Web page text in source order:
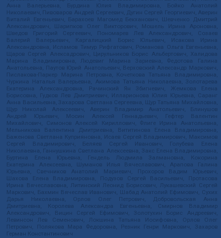
Анна Валерьевна, Бурдина Юлия Владимировна, Бойко Анатолий
Николаевич, Пивоваров Андрей Сергеевич, Дугин Сергей Георгиевич, Аверин
Виталий Евгеньевич, Барахоев Магомед Бекханович, Шевченко Дмитрий
Александрович, Шарипков Олег Викторович, Мошель Ирина Ароновна,
Шведов Григорий Сергеевич, Пономарев Лев Александрович, Созаев
Валерий Валерьевич, Каргалицкий Борис Юльевич, Исакова Ирина
Александровна, Исламов Тимур Рифгатович, Романова Ольга Евгеньевна,
Щаров Сергей Алексадрович, Цирульников Борис Альбертович, Халидова
Марина Владимировна, Людевиг Марина Зариевна, Федотова Галина
Анатольевна, Паутов Юрий Анатольевич, Верховский Александр Маркович,
Пислакова-Паркер Марина Петровна, Кочеткова Татьяна Владимировна,
Чуркина Наталья Валерьевна, Акимова Татьяна Николаевна, Золотарева
Екатерина Александровна, Рачинский Ян Збигневич, Жемкова Елена
Борисовна, Гудков Лев Дмитриевич, Илларионова Юлия Юрьевна, Саранг
Анна Васильевна, Захарова Светлана Сергеевна, Щур Татьяна Михайловна,
Щур Николай Алексеевич, Аверин Владимир Анатольевич, Блинушов
Андрей Юрьевич, Мосин Алексей Геннадьевич, Гефтер Валентин
Михайлович, Симонов Алексей Кириллович, Флиге Ирина Анатольевна,
Мельникова Валентина Дмитриевна, Вититинова Елена Владимировна,
Баженова Светлана Куприяновна, Исаев Сергей Владимирович, Максимов
Сергей Владимирович, Беляев Сергей Иванович, Голубева Елена
Николаевна, Ганнушкина Светлана Алексеевна, Закс Елена Владимировна,
Буртина Елена Юрьевна, Гендель Людмила Залмановна, Кокорина
Екатерина Алексеевна, Шуманов Илья Вячеславович, Арапова Галина
Юрьевна, Свечников Анатолий Мариевич, Прохоров Вадим Юрьевич,
Шахова Елена Владимировна, Подузов Сергей Васильевич, Протасова
Ирина Вячеславовна, Литинский Леонид Борисович, Лукашевский Сергей
Маркович, Бахмин Вячеслав Иванович, Шабад Анатолий Ефимович, Сухих
Дарья Николаевна, Орлов Олег Петрович, Добровольская Анна
Дмитриевна, Королева Александра Евгеньевна, Смирнов Владимир
Александрович, Вицин Сергей Ефимович, Золотухин Борис Андреевич,
Левинсон Лев Семенович, Локшина Татьяна Иосифовна, Орлов Олег
Петрович, Полякова Мара Федоровна, Резник Генри Маркович, Захаров
Герман Константинович